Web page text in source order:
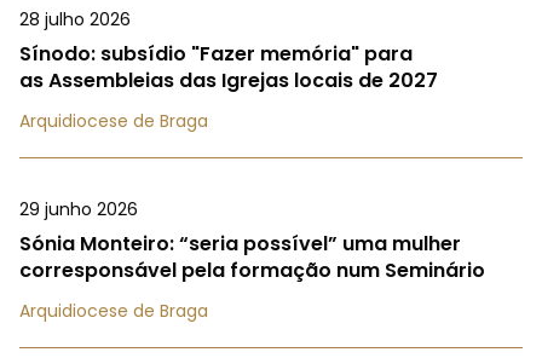
28 julho 2026
Sínodo: subsídio "Fazer memória" para
as Assembleias das Igrejas locais de 2027
Arquidiocese de Braga
29 junho 2026
Sónia Monteiro: “seria possível” uma mulher
corresponsável pela formação num Seminário
Arquidiocese de Braga